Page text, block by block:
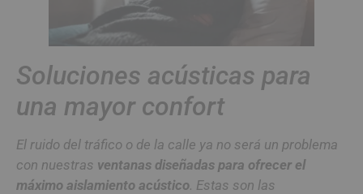
Soluciones acústicas para
una mayor confort
El ruido del tráfico o de la calle ya no será un problema
con nuestras ventanas diseñadas para ofrecer el
máximo aislamiento acústico. Estas son las